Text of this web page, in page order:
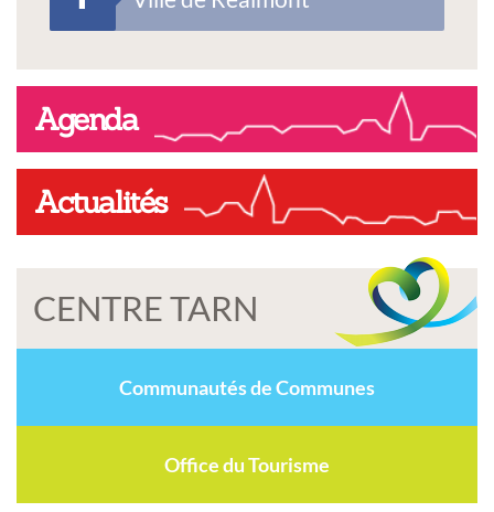
Agenda
Actualités
CENTRE TARN
Communautés de Communes
Office du Tourisme